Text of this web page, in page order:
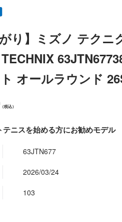
テニスを始める方にお勧めモデル
がり】ミズノ テクニ
オールラウンド
（税込）
63JTN677
2026/03/24
103